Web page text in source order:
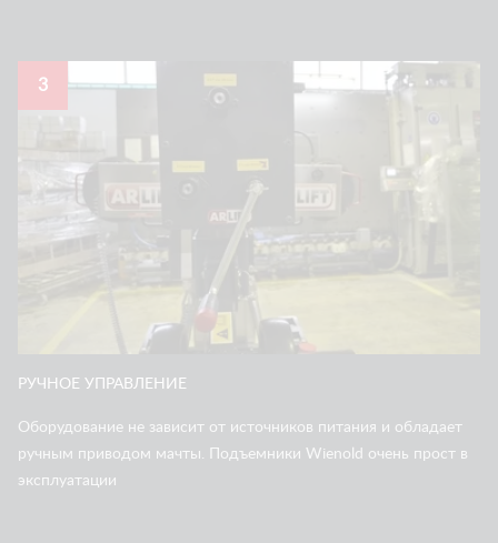
3
РУЧНОЕ УПРАВЛЕНИЕ
Оборудование не зависит от источников питания и обладает
ручным приводом мачты. Подъемники Wienold очень прост в
эксплуатации